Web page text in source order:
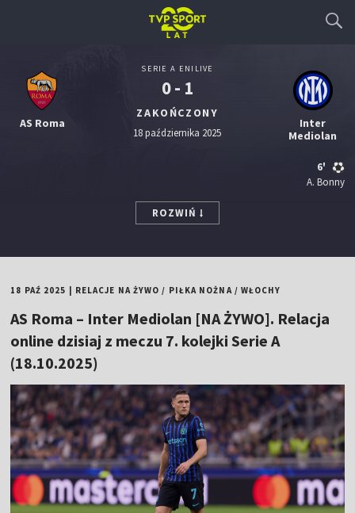
AS Roma
SERIE A ENILIVE
0 - 1
ZAKOŃCZONY
18 października 2025
Inter
Mediolan
6'
A. Bonny
ROZWIŃ
18 PAŹ 2025 RELACJE NA ŻYWO / PIŁKA NOŻNA/ WŁOCHY
AS Roma – Inter Mediolan [NA ŻYWO]. Relacja
online dzisiaj z meczu 7. kolejki Serie A
(18.10.2025)